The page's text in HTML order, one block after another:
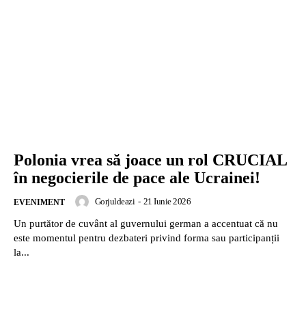
Polonia vrea să joace un rol CRUCIAL
în negocierile de pace ale Ucrainei!
EVENIMENT Gorjuldeazi - 21 Iunie 2026
Un purtător de cuvânt al guvernului german a accentuat că nu
este momentul pentru dezbateri privind forma sau participanții
la...